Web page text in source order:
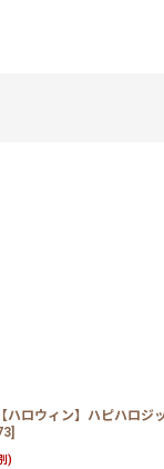
ハロウィン】ハピハロ
]
)